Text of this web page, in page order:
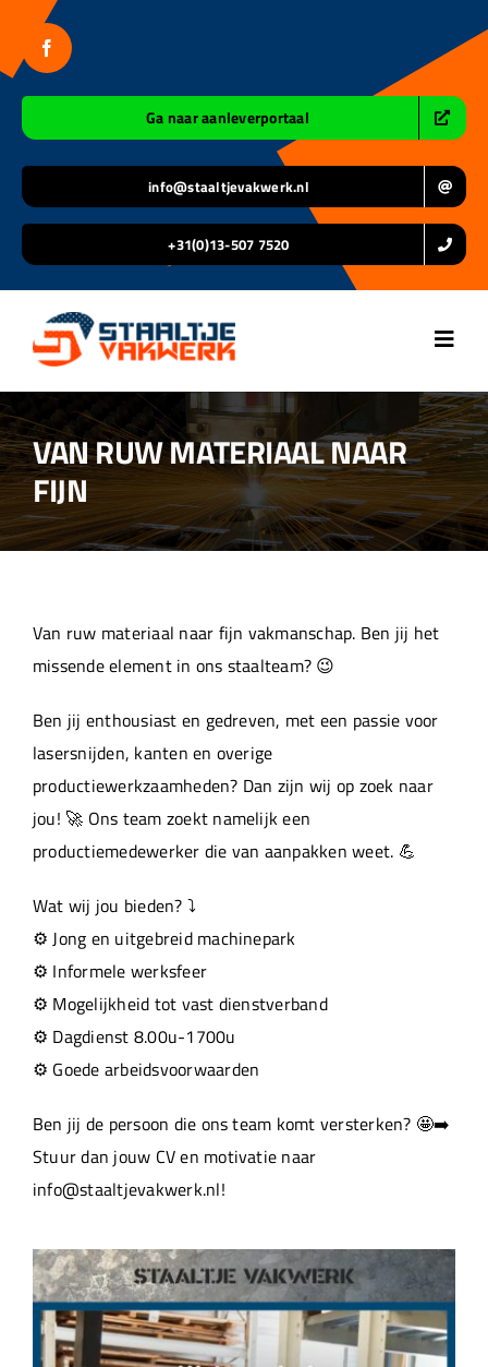
inhoud
Ga naar aanleverportaal
info@staaltjevakwerk.nl
+31(0)13-507 7520
Home
Over ons
Projecten
Machinepark
Werken bij
VAN RUW MATERIAAL NAAR
FIJN
Van ruw materiaal naar fijn vakmanschap. Ben jij het
missende element in ons staalteam? 😉
Ben jij enthousiast en gedreven, met een passie voor
lasersnijden, kanten en overige
productiewerkzaamheden? Dan zijn wij op zoek naar
jou! 🚀 Ons team zoekt namelijk een
productiemedewerker die van aanpakken weet. 💪
Wat wij jou bieden? ⤵️
⚙️ Jong en uitgebreid machinepark
⚙️ Informele werksfeer
⚙️ Mogelijkheid tot vast dienstverband
⚙️ Dagdienst 8.00u-1700u
⚙️ Goede arbeidsvoorwaarden
Ben jij de persoon die ons team komt versterken? 🤩➡️
Stuur dan jouw CV en motivatie naar
info@staaltjevakwerk.nl!